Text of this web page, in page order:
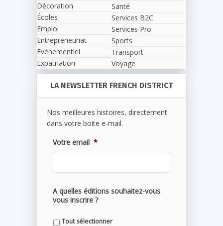
Décoration
Écoles
Emploi
Entrepreneuriat
Evènementiel
Expatriation
Santé
Services B2C
Services Pro
Sports
Transport
Voyage
LA NEWSLETTER FRENCH DISTRICT
Nos meilleures histoires, directement
dans votre boite e-mail.
Votre email *
A quelles éditions souhaitez-vous
vous inscrire ?
Tout sélectionner